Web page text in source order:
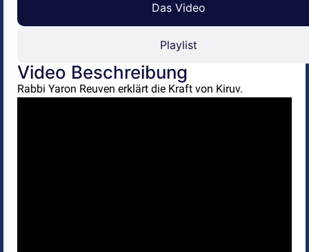
Das Video
Playlist
Video Beschreibung
Rabbi Yaron Reuven erklärt die Kraft von Kiruv.